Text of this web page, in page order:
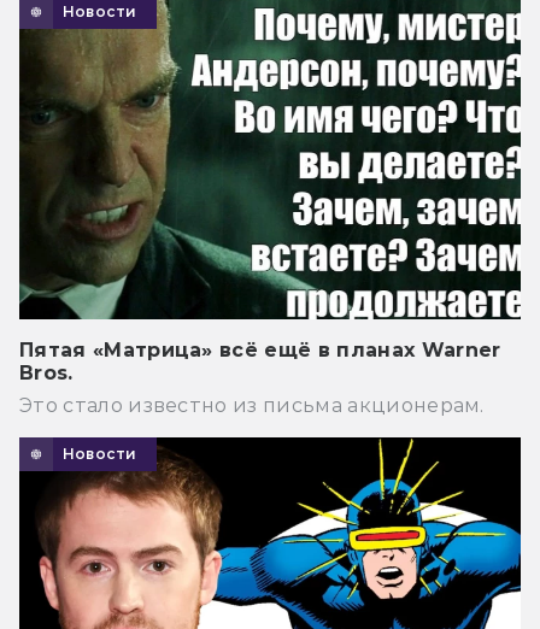
Новости
Пятая «Матрица» всё ещё в планах Warner
Bros.
Это стало известно из письма акционерам.
Новости